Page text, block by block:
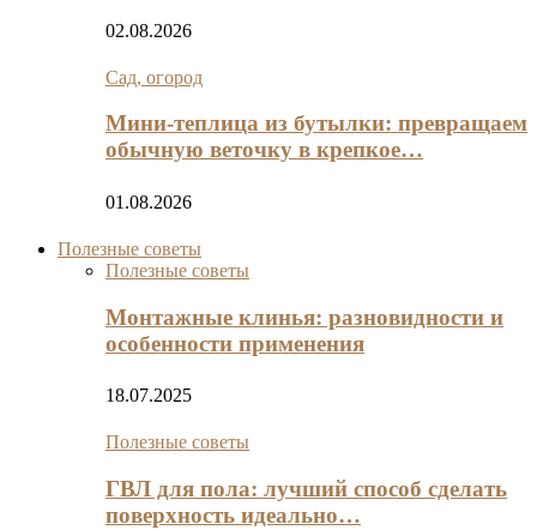
02.08.2026
Сад, огород
Мини‑теплица из бутылки: превращаем
обычную веточку в крепкое…
01.08.2026
Полезные советы
Полезные советы
Монтажные клинья: разновидности и
особенности применения
18.07.2025
Полезные советы
ГВЛ для пола: лучший способ сделать
поверхность идеально…